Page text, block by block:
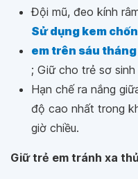
Đội mũ, đeo kính
Sử dụng kem
em trên sáu tháng
; Giữ cho trẻ sơ
Hạn chế ra nắng
độ cao nhất trong
giờ chiều.
Giữ trẻ em tránh xa